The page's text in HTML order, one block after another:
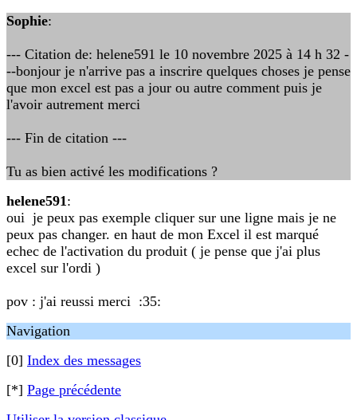
Sophie:
--- Citation de: helene591 le 10 novembre 2025 à 14 h 32 -
--bonjour je n'arrive pas a inscrire quelques choses je pense
que mon excel est pas a jour ou autre comment puis je
l'avoir autrement merci
--- Fin de citation ---
Tu as bien activé les modifications ?
helene591:
oui je peux pas exemple cliquer sur une ligne mais je ne
peux pas changer. en haut de mon Excel il est marqué
echec de l'activation du produit ( je pense que j'ai plus
excel sur l'ordi )
pov : j'ai reussi merci :35:
Navigation
[0] Index des messages
[*] Page précédente